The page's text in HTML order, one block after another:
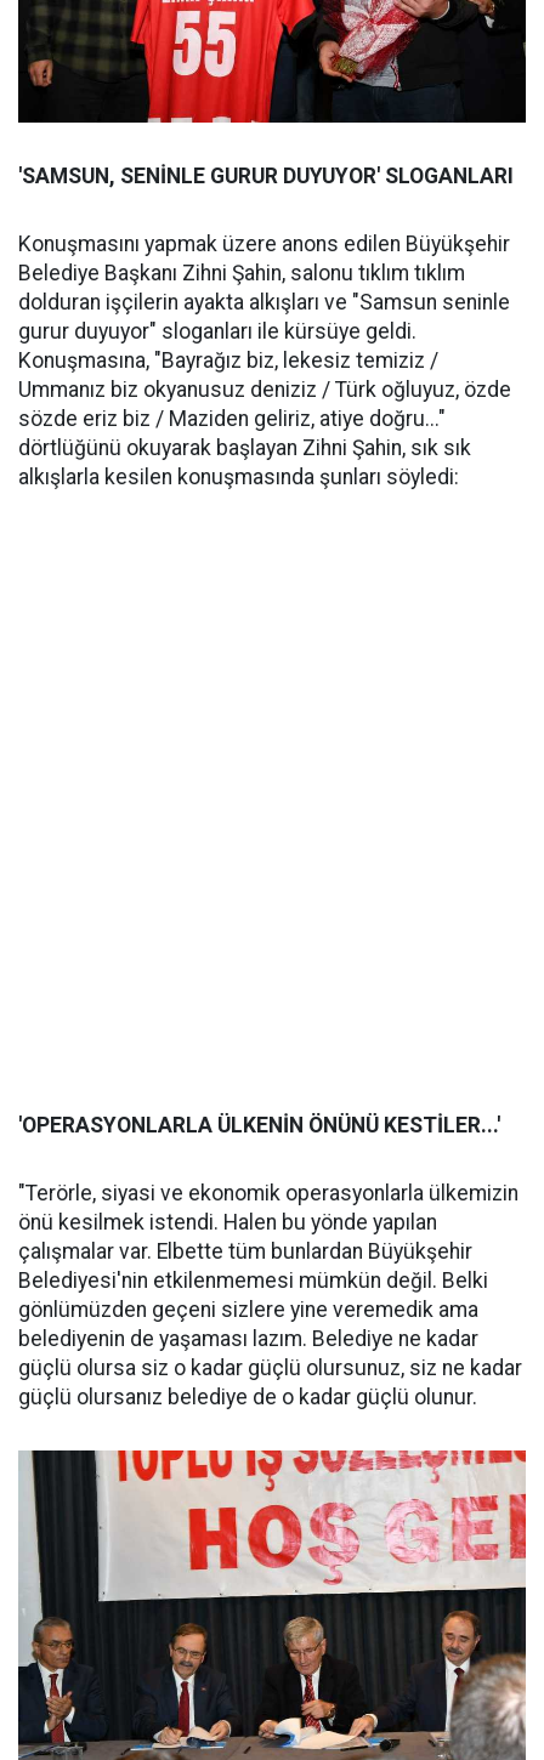
'SAMSUN, SENİNLE GURUR DUYUYOR' SLOGANLARI
Konuşmasını yapmak üzere anons edilen Büyükşehir
Belediye Başkanı Zihni Şahin, salonu tıklım tıklım
dolduran işçilerin ayakta alkışları ve "Samsun seninle
gurur duyuyor" sloganları ile kürsüye geldi.
Konuşmasına, "Bayrağız biz, lekesiz temiziz /
Ummanız biz okyanusuz deniziz / Türk oğluyuz, özde
sözde eriz biz / Maziden geliriz, atiye doğru..."
dörtlüğünü okuyarak başlayan Zihni Şahin, sık sık
alkışlarla kesilen konuşmasında şunları söyledi:
'OPERASYONLARLA ÜLKENİN ÖNÜNÜ KESTİLER...'
"Terörle, siyasi ve ekonomik operasyonlarla ülkemizin
önü kesilmek istendi. Halen bu yönde yapılan
çalışmalar var. Elbette tüm bunlardan Büyükşehir
Belediyesi'nin etkilenmemesi mümkün değil. Belki
gönlümüzden geçeni sizlere yine veremedik ama
belediyenin de yaşaması lazım. Belediye ne kadar
güçlü olursa siz o kadar güçlü olursunuz, siz ne kadar
güçlü olursanız belediye de o kadar güçlü olunur.